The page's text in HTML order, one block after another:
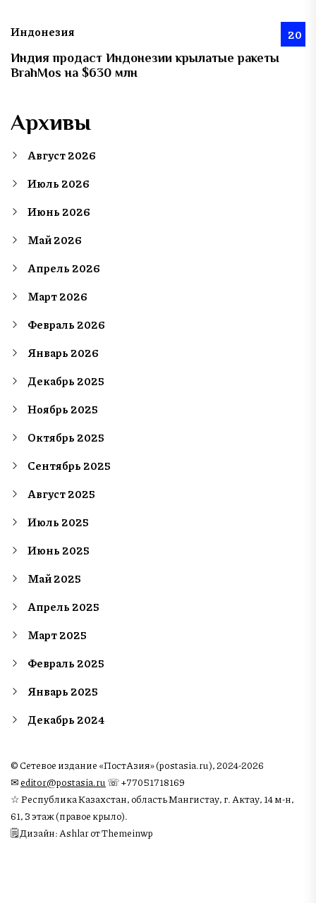
Индонезия 20
Индия продаст Индонезии крылатые ракеты
BrahMos на $630 млн
Архивы
Август 2026
Июль 2026
Июнь 2026
Май 2026
Апрель 2026
Март 2026
Февраль 2026
Январь 2026
Декабрь 2025
Ноябрь 2025
Октябрь 2025
Сентябрь 2025
Август 2025
Июль 2025
Июнь 2025
Май 2025
Апрель 2025
Март 2025
Февраль 2025
Январь 2025
Декабрь 2024
© Сетевое издание «ПостАзия» (postasia.ru), 2024-2026
✉︎editor@postasia.ru ☏ +77051718169
☆ Республика Казахстан, область Мангистау, г. Актау, 14 м-н,
61, 3 этаж (правое крыло).
🗒 Дизайн: Ashlar от Themeinwp